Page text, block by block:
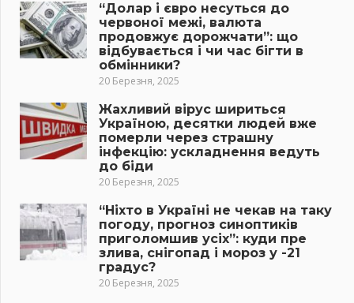
“Долар і євро несуться до
червоної межі, валюта
продовжує дорожчати”: що
відбувається і чи час бігти в
обмінники?
20 Березня, 2025
Жахливий вірус шириться
Україною, десятки людей вже
померли через страшну
інфекцію: ускладнення ведуть
до біди
20 Березня, 2025
“Ніхто в Україні не чекав на таку
погоду, прогноз синоптиків
приголомшив усіх”: куди пре
злива, снігопад і мороз у -21
градус?
20 Березня, 2025